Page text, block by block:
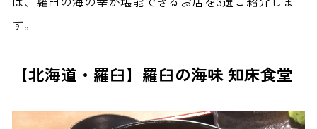
す。
【北海道・羅臼】羅臼の海味 知床食堂